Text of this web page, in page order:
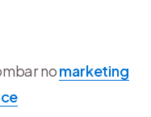
nomarketing